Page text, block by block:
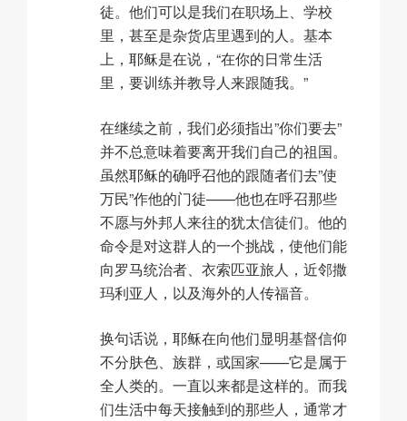
徒。他们可以是我们在职场上、学校
里，甚至是杂货店里遇到的人。基本
上，耶稣是在说，“在你的日常生活
里，要训练并教导人来跟随我。”
在继续之前，我们必须指出”你们要去”
并不总意味着要离开我们自己的祖国。
虽然耶稣的确呼召他的跟随者们去”使
万民”作他的门徒——他也在呼召那些
不愿与外邦人来往的犹太信徒们。他的
命令是对这群人的一个挑战，使他们能
向罗马统治者、衣索匹亚旅人，近邻撒
玛利亚人，以及海外的人传福音。
换句话说，耶稣在向他们显明基督信仰
不分肤色、族群，或国家——它是属于
全人类的。一直以来都是这样的。而我
们生活中每天接触到的那些人，通常才